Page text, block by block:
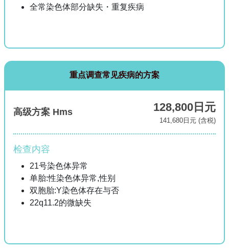
全常染色体部分缺失・重复疾病
重点调查常见疾病的方案
高级方案 Hms 128,800日元
141,680日元 (含税)
检查内容
21号染色体异常
单胎:性染色体异常,性别
双胞胎:Y染色体存在与否
22q11.2的微缺失